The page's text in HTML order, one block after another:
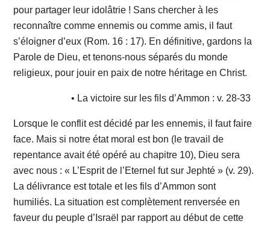
pour partager leur idolâtrie ! Sans chercher à les
reconnaître comme ennemis ou comme amis, il faut
s’éloigner d’eux (Rom. 16 : 17). En définitive, gardons la
Parole de Dieu, et tenons-nous séparés du monde
religieux, pour jouir en paix de notre héritage en Christ.
• La victoire sur les fils d’Ammon : v. 28-33
Lorsque le conflit est décidé par les ennemis, il faut faire
face. Mais si notre état moral est bon (le travail de
repentance avait été opéré au chapitre 10), Dieu sera
avec nous : « L’Esprit de l’Eternel fut sur Jephté » (v. 29).
La délivrance est totale et les fils d’Ammon sont
humiliés. La situation est complètement renversée en
faveur du peuple d’Israël par rapport au début de cette